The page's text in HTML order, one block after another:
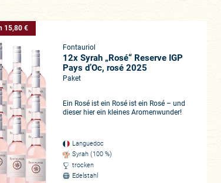
15,80 €
Fontauriol
12x Syrah „Rosé“ Reserve IGP
Pays d’Oc, rosé 2025
Paket
Ein Rosé ist ein Rosé ist ein Rosé – und
dieser hier ein kleines Aromenwunder!
Languedoc
Syrah (100 %)
trocken
Edelstahl